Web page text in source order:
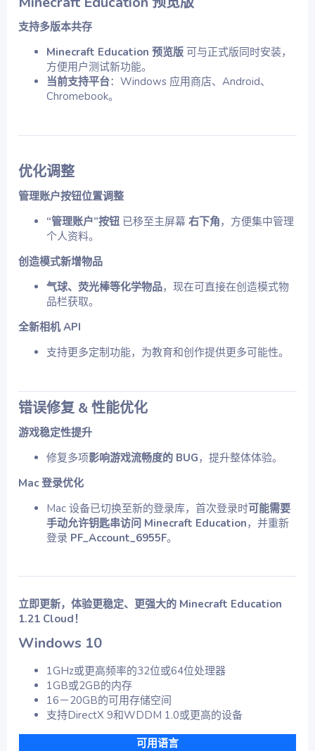
支持多版本共存
Minecraft Education 预览版 可与正式版同时安装，
方便用户测试新功能。
当前支持平台：Windows 应用商店、Android、
Chromebook。
优化调整
管理账户按钮位置调整
“管理账户”按钮 已移至主屏幕 右下角，方便集中管理
个人资料。
创造模式新增物品
气球、荧光棒等化学物品，现在可直接在创造模式物
品栏获取。
全新相机 API
支持更多定制功能，为教育和创作提供更多可能性。
错误修复 & 性能优化
游戏稳定性提升
修复多项影响游戏流畅度的 BUG，提升整体体验。
Mac 登录优化
Mac 设备已切换至新的登录库，首次登录时可能需要
手动允许钥匙串访问 Minecraft Education，并重新
登录 PF_Account_6955F。
立即更新，体验更稳定、更强大的 Minecraft Education
1.21 Cloud！
Windows 10​
1GHz或更高频率的32位或64位处理器
1GB或2GB的内存
16－20GB的可用存储空间
支持DirectX 9和WDDM 1.0或更高的设备
可用语言